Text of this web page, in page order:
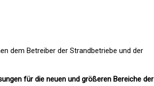
dem Betreiber der Strandbetriebe und der
für die neuen und größeren Bereiche der